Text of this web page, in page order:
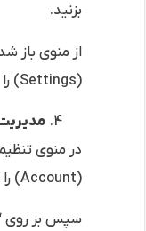
بزنید.
از منوی باز
(Settings) را انتخاب کنید.
در منوی
(Account) را انتخاب کنید.
سپس بر روی